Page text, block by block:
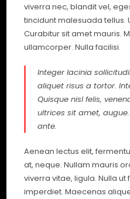
viverra nec, blandit vel,
tincidunt malesuada tellus.
Curabitur sit amet mauris.
ullamcorper. Nulla facilisi.
Integer lacinia
aliquet risus a tortor.
Quisque nisl felis,
ultrices sit amet,
ante.
Aenean lectus elit,
at, neque. Nullam mauris
viverra vitae, ligula. Nulla
imperdiet. Maecenas